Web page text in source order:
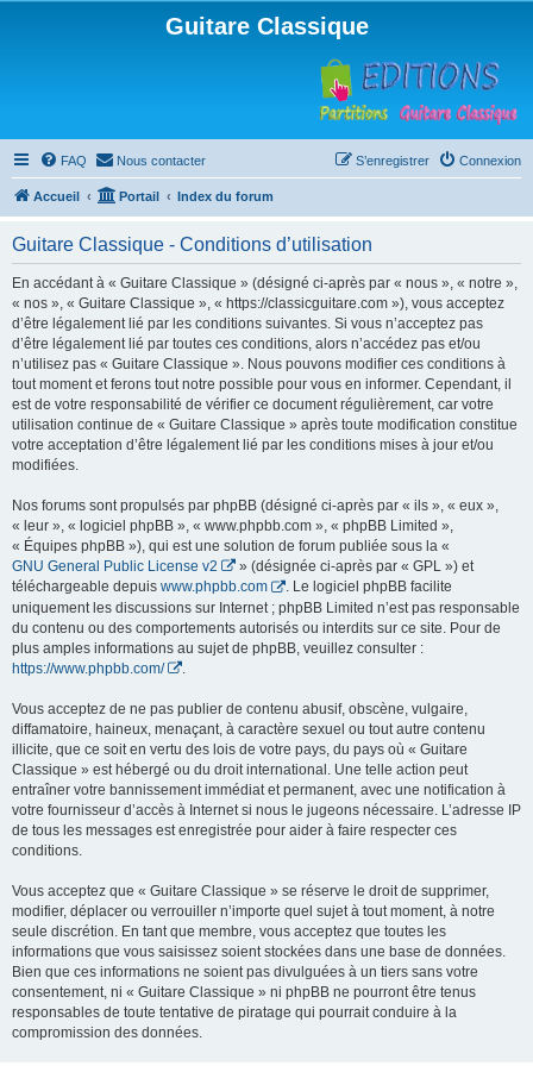
Guitare Classique
FAQ Nous contacter Connexion
S’enregistrer
Accueil Portail Index du forum
Guitare Classique - Conditions d’utilisation
En accédant à « Guitare Classique » (désigné ci-après par « nous », « notre »,
« nos », « Guitare Classique », « https://classicguitare.com »), vous acceptez
d’être légalement lié par les conditions suivantes. Si vous n’acceptez pas
d’être légalement lié par toutes ces conditions, alors n’accédez pas et/ou
n’utilisez pas « Guitare Classique ». Nous pouvons modifier ces conditions à
tout moment et ferons tout notre possible pour vous en informer. Cependant, il
est de votre responsabilité de vérifier ce document régulièrement, car votre
utilisation continue de « Guitare Classique » après toute modification constitue
votre acceptation d’être légalement lié par les conditions mises à jour et/ou
modifiées.
Nos forums sont propulsés par phpBB (désigné ci-après par « ils », « eux »,
« leur », « logiciel phpBB », « www.phpbb.com », « phpBB Limited »,
« Équipes phpBB »), qui est une solution de forum publiée sous la «
GNU General Public License v2
» (désignée ci-après par « GPL ») et
téléchargeable depuis www.phpbb.com
. Le logiciel phpBB facilite
uniquement les discussions sur Internet ; phpBB Limited n’est pas responsable
du contenu ou des comportements autorisés ou interdits sur ce site. Pour de
plus amples informations au sujet de phpBB, veuillez consulter :
https://www.phpbb.com/
Vous acceptez de ne pas publier de contenu abusif, obscène, vulgaire,
diffamatoire, haineux, menaçant, à caractère sexuel ou tout autre contenu
illicite, que ce soit en vertu des lois de votre pays, du pays où « Guitare
Classique » est hébergé ou du droit international. Une telle action peut
entraîner votre bannissement immédiat et permanent, avec une notification à
votre fournisseur d’accès à Internet si nous le jugeons nécessaire. L’adresse IP
de tous les messages est enregistrée pour aider à faire respecter ces
conditions.
Vous acceptez que « Guitare Classique » se réserve le droit de supprimer,
modifier, déplacer ou verrouiller n’importe quel sujet à tout moment, à notre
seule discrétion. En tant que membre, vous acceptez que toutes les
informations que vous saisissez soient stockées dans une base de données.
Bien que ces informations ne soient pas divulguées à un tiers sans votre
consentement, ni « Guitare Classique » ni phpBB ne pourront être tenus
responsables de toute tentative de piratage qui pourrait conduire à la
compromission des données.